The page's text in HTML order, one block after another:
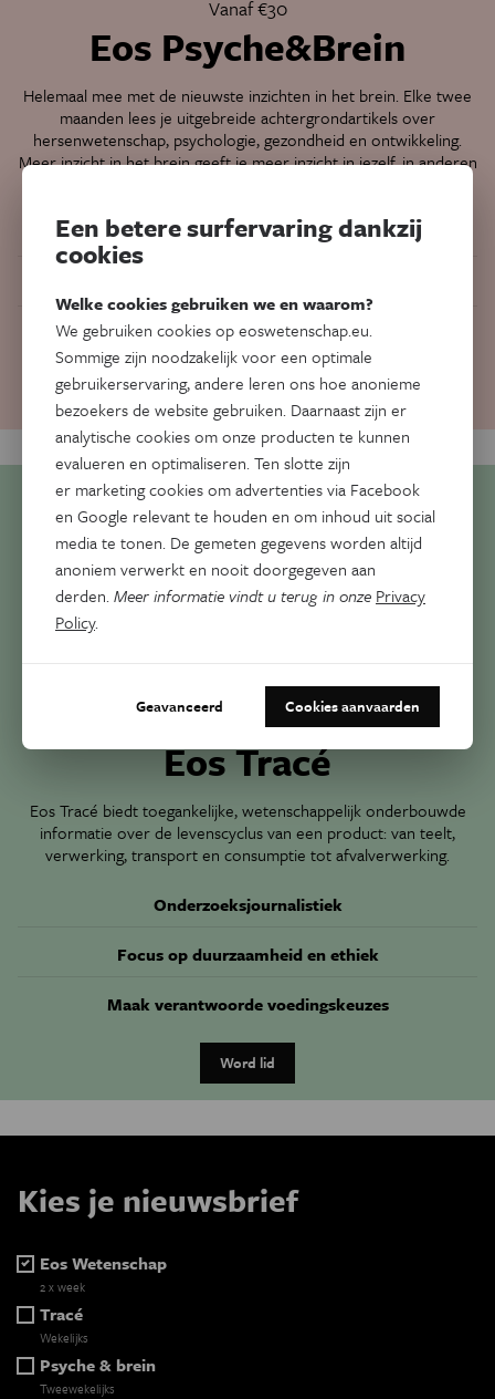
Vanaf €30
Eos Psyche&Brein
Helemaal mee met de nieuwste inzichten in het brein. Elke twee
maanden lees je uitgebreide achtergrondartikels over
hersenwetenschap, psychologie, gezondheid en ontwikkeling.
Meer inzicht in het brein geeft je meer inzicht in jezelf, in anderen
Psychologie & Hersenwetenschap
Topwetenschappers uit binnen- én buitenland
Neem abonnement
Crowdfunding
Eos Tracé
Eos Tracé biedt toegankelijke, wetenschappelijk onderbouwde
informatie over de levenscyclus van een product: van teelt,
verwerking, transport en consumptie tot afvalverwerking.
Onderzoeksjournalistiek
Focus op duurzaamheid en ethiek
Maak verantwoorde voedingskeuzes
Word lid
Kies je nieuwsbrief
Eos Wetenschap
2 x week
Tracé
Wekelijks
Psyche & brein
Tweewekelijks
Een betere surfervaring dankzij
cookies
Welke cookies gebruiken we en waarom?
We gebruiken cookies op eoswetenschap.eu.
Sommige zijn noodzakelijk voor een optimale
gebruikerservaring, andere leren ons hoe anonieme
bezoekers de website gebruiken. Daarnaast zijn er
analytische cookies om onze producten te kunnen
evalueren en optimaliseren. Ten slotte zijn
er marketing cookies om advertenties via Facebook
en Google relevant te houden en om inhoud uit social
media te tonen. De gemeten gegevens worden altijd
anoniem verwerkt en nooit doorgegeven aan
derden.Meer informatie vindt u terug in onze Privacy
Policy.
Geavanceerd Cookies aanvaarden